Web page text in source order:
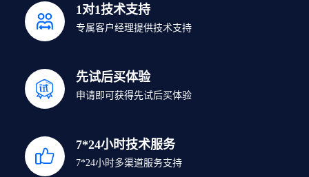
1对1技术支持
专属客户经理提供技术支持
先试后买体验
申请即可获得先试后买体验
7*24小时技术服务
7*24小时多渠道服务支持